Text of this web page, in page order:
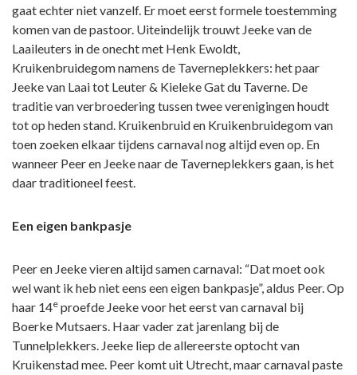
gaat echter niet vanzelf. Er moet eerst formele toestemming
komen van de pastoor. Uiteindelijk trouwt Jeeke van de
Laaileuters in de onecht met Henk Ewoldt,
Kruikenbruidegom namens de Taverneplekkers: het paar
Jeeke van Laai tot Leuter & Kieleke Gat du Taverne. De
traditie van verbroedering tussen twee verenigingen houdt
tot op heden stand. Kruikenbruid en Kruikenbruidegom van
toen zoeken elkaar tijdens carnaval nog altijd even op. En
wanneer Peer en Jeeke naar de Taverneplekkers gaan, is het
daar traditioneel feest.
Een eigen bankpasje
Peer en Jeeke vieren altijd samen carnaval: “Dat moet ook
wel want ik heb niet eens een eigen bankpasje”, aldus Peer. Op
haar 14e proefde Jeeke voor het eerst van carnaval bij
Boerke Mutsaers. Haar vader zat jarenlang bij de
Tunnelplekkers. Jeeke liep de allereerste optocht van
Kruikenstad mee. Peer komt uit Utrecht, maar carnaval paste